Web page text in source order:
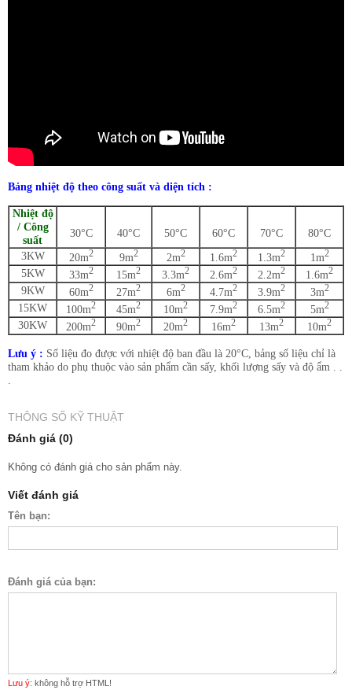
Bảng nhiệt độ theo công suất và diện tích :
Nhiệt độ
/ Công
suất
30°C 40°C 50°C 60°C 70°C
80°C
3KW
20m2 9m2 2m2 1.6m2 1.3m2 1m2
5KW 33m2 15m2 3.3m2 2.6m2 2.2m2 1.6m2
9KW 60m2 27m2 6m2 4.7m2 3.9m2 3m2
15KW 100m2 45m2 10m2 7.9m2 6.5m2 5m2
30KW 200m2 90m2 20m2 16m2 13m2 10m2
Lưu ý : Số liệu đo được với nhiệt độ ban đầu là 20°C, bảng số liệu chỉ là
tham khảo do phụ thuộc vào sản phẩm cần sấy, khối lượng sấy và độ ẩm . .
.
THÔNG SỐ KỸ THUẬT
Đánh giá (0)
Không có đánh giá cho sản phẩm này.
Viết đánh giá
Tên bạn:
Đánh giá của bạn:
Lưu ý: không hỗ trợ HTML!